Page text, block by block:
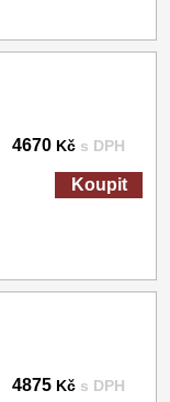
4670 Kč s DPH
Koupit
4875 Kč s DPH